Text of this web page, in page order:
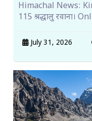
Himachal News:
115 श्रद्धालु रवाना।
July 31, 2026